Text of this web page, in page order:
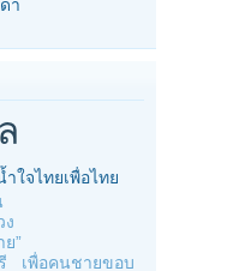
า
ำใจไทยเพื่อไทย
ง
”
เพื่อคนชายขอบ